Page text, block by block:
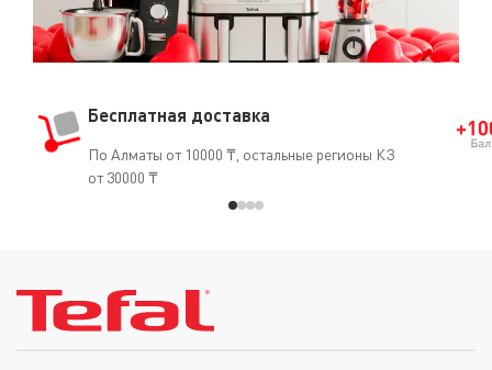
Бесплатная доставка
По Алматы от 10000 ₸, остальные регионы КЗ
от 30000 ₸